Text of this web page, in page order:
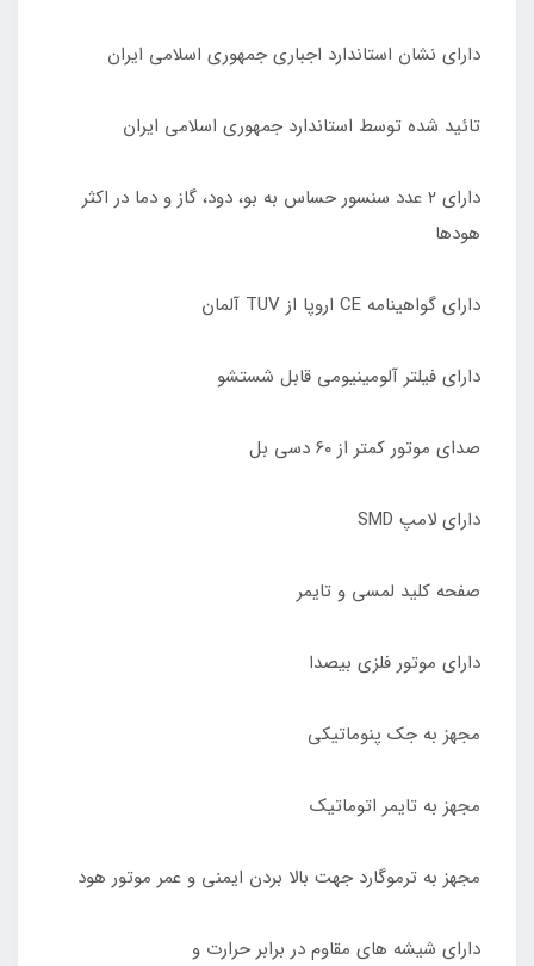
دارای نشان استاندارد اجباری جمهوری اسلامی ایران
تائید شده توسط استاندارد جمهوری اسلامی ایران
دارای ٢ عدد سنسور حساس به بو، دود، گاز و دما در اکثر
هودها
دارای گواهینامه CE اروپا از TUV آلمان
دارای فیلتر آلومینیومی قابل شستشو
صدای موتور کمتر از ۶٠ دسی بل
دارای لامپ SMD
صفحه کلید لمسی و تایمر
دارای موتور فلزی بیصدا
مجهز به جک پنوماتیکی
مجهز به تایمر اتوماتیک
مجهز به ترموگارد جهت بالا بردن ایمنی و عمر موتور هود
دارای شیشه های مقاوم در برابر حرارت و